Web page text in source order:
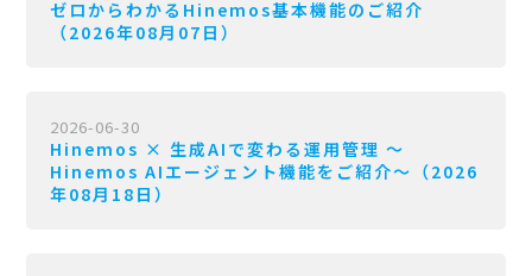
ゼロからわかるHinemos基本機能のご紹介
（2026年08月07日）
2026-06-30
Hinemos × 生成AIで変わる運用管理 〜
Hinemos AIエージェント機能をご紹介〜（2026
年08月18日）